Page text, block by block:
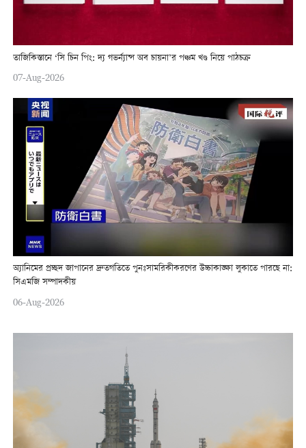
তাজিকিস্তানে ‘সি চিন পিং: দ্য গভর্ন্যান্স অব চায়না’র পঞ্চম খণ্ড নিয়ে পাঠচক্র
07-Aug-2026
অ্যানিমের প্রচ্ছদ জাপানের দ্রুতগতিতে পুনঃসামরিকীকরণের উচ্চাকাঙ্ক্ষা লুকাতে পারছে না:
সিএমজি সম্পাদকীয়
06-Aug-2026